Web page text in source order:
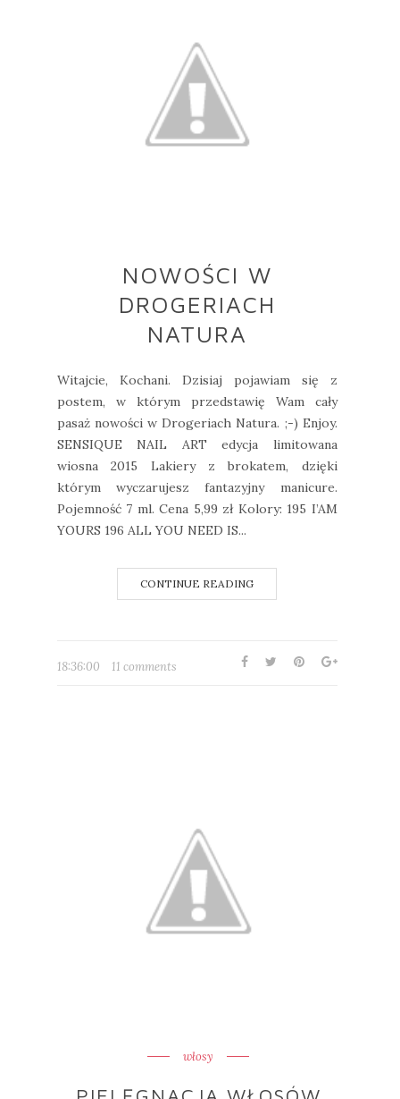
NOWOŚCI W
DROGERIACH
NATURA
Witajcie, Kochani. Dzisiaj pojawiam się z
postem, w którym przedstawię Wam cały
pasaż nowości w Drogeriach Natura. ;-) Enjoy.
SENSIQUE NAIL ART edycja limitowana
wiosna 2015 Lakiery z brokatem, dzięki
którym wyczarujesz fantazyjny manicure.
Pojemność 7 ml. Cena 5,99 zł Kolory: 195 I’AM
YOURS 196 ALL YOU NEED IS...
CONTINUE READING
18:36:00 11 comments
włosy